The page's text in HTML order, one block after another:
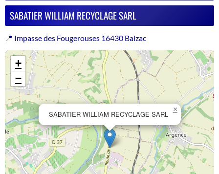
SABATIER WILLIAM RECYCLAGE SARL
📍 Impasse des Fougerouses 16430 Balzac
SABATIER WILLIAM RECYCLAGE SARL
×
+
−